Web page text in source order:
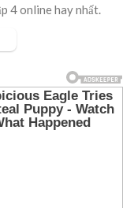
4 online hay nhất.